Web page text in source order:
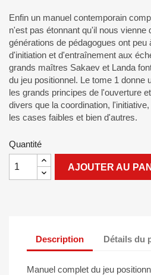
Enfin un manuel contemporain
n'est pas étonnant qu'il nous vienne
générations de pédagogues ont peu
d'initiation et d'entraînement aux
grands maîtres Sakaev et Landa
du jeu positionnel. Le tome 1 donne
les grands principes de l'ouverture
divers que la coordination,
les cases faibles et bien d'autres.
Quantité
AJOUTER AU
Description Détails du
Manuel complet du jeu